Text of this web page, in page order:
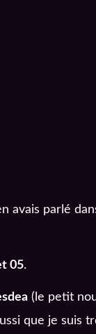
avais parlé
05.
(le petit
que je suis